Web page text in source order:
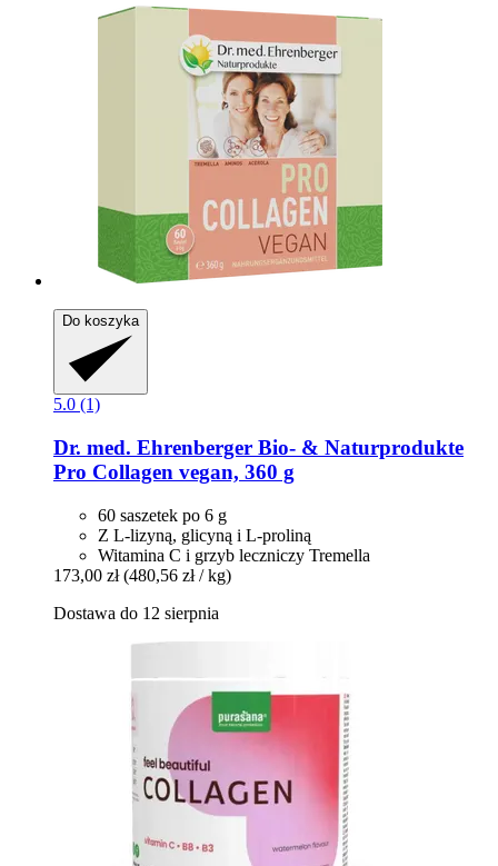
Do koszyka
5.0 (1)
Dr. med. Ehrenberger Bio- & Naturprodukte
Pro Collagen vegan, 360 g
60 saszetek po 6 g
Z L-lizyną, glicyną i L-proliną
Witamina C i grzyb leczniczy Tremella
173,00 zł (480,56 zł / kg)
Dostawa do 12 sierpnia